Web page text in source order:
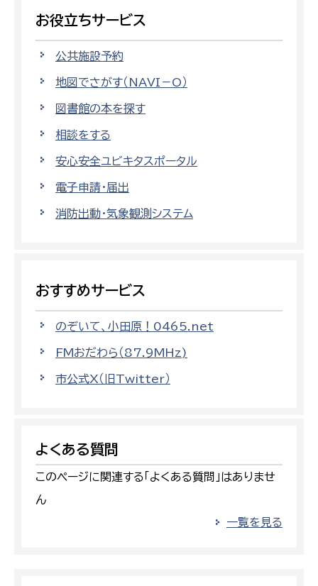
お役立ちサービス
公共施設予約
地図でさがす（NAVI－O）
図書館の本を探す
相談をする
安心安全ユビキタスポータル
電子申請・届出
消防出動・気象観測システム
おすすめサービス
のぞいて、小田原！0465.net
FMおだわら（87.9MHz)
市公式X（旧Twitter）
よくある質問
このページに関連する「よくある質問」はありませ
ん
一覧を見る